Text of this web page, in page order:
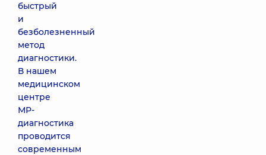
быстрый
и
безболезненный
метод
диагностики.
В нашем
медицинском
центре
МР-
диагностика
проводится
современным